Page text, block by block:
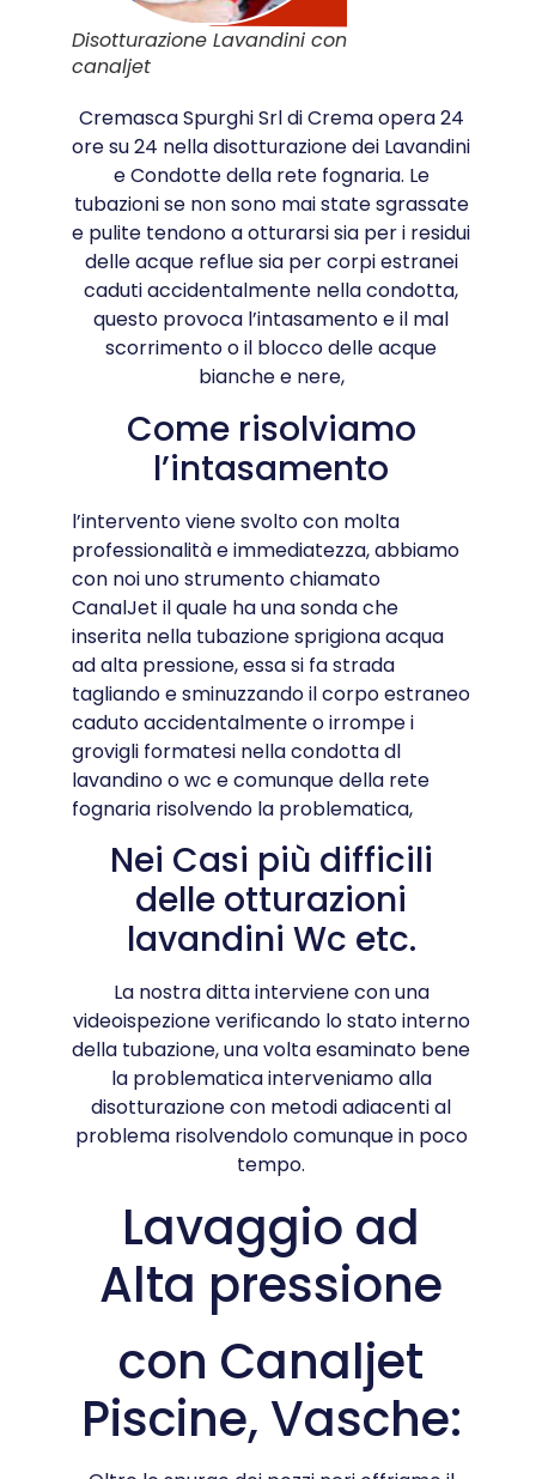
Disotturazione Lavandini con
canaljet
Cremasca Spurghi Srl di Crema opera 24
ore su 24 nella disotturazione dei Lavandini
e Condotte della rete fognaria. Le
tubazioni se non sono mai state sgrassate
e pulite tendono a otturarsi sia per i residui
delle acque reflue sia per corpi estranei
caduti accidentalmente nella condotta,
questo provoca l’intasamento e il mal
scorrimento o il blocco delle acque
bianche e nere,
Come risolviamo
l’intasamento
l’intervento viene svolto con molta
professionalità e immediatezza, abbiamo
con noi uno strumento chiamato
CanalJet il quale ha una sonda che
inserita nella tubazione sprigiona acqua
ad alta pressione, essa si fa strada
tagliando e sminuzzando il corpo estraneo
caduto accidentalmente o irrompe i
grovigli formatesi nella condotta dl
lavandino o wc e comunque della rete
fognaria risolvendo la problematica,
Nei Casi più difficili
delle otturazioni
lavandini Wc etc.
La nostra ditta interviene con una
videoispezione verificando lo stato interno
della tubazione, una volta esaminato bene
la problematica interveniamo alla
disotturazione con metodi adiacenti al
problema risolvendolo comunque in poco
tempo.
Lavaggio ad
Alta pressione
con Canaljet
Piscine, Vasche: